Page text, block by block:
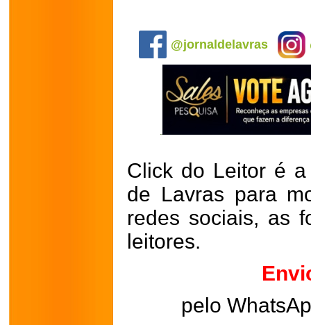
@jornaldelavras
Click do Leitor é
de Lavras para
redes sociais, as
leitores.
pelo